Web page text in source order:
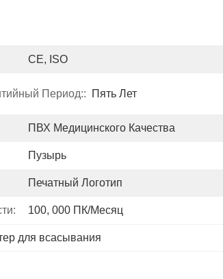
CE, ISO
Период:: Пять Лет
ПВХ Медицинского Качества
Пузырь
Печатный Логотип
100, 000 ПК/месяц
для всасывания